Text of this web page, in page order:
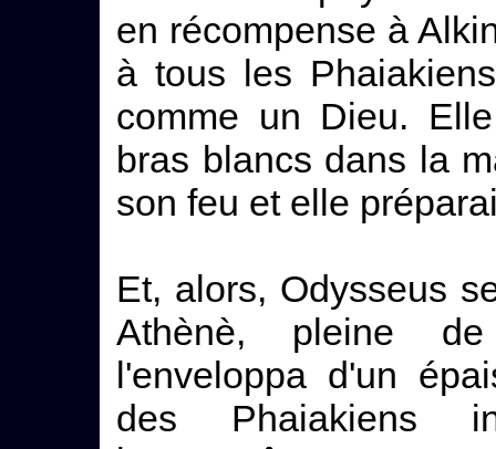
en récompense à
à tous les
comme un Dieu.
bras blancs dans la
son feu et elle
Et, alors, Odysseus
Athènè, pleine
l'enveloppa d'un
des Phaiakiens